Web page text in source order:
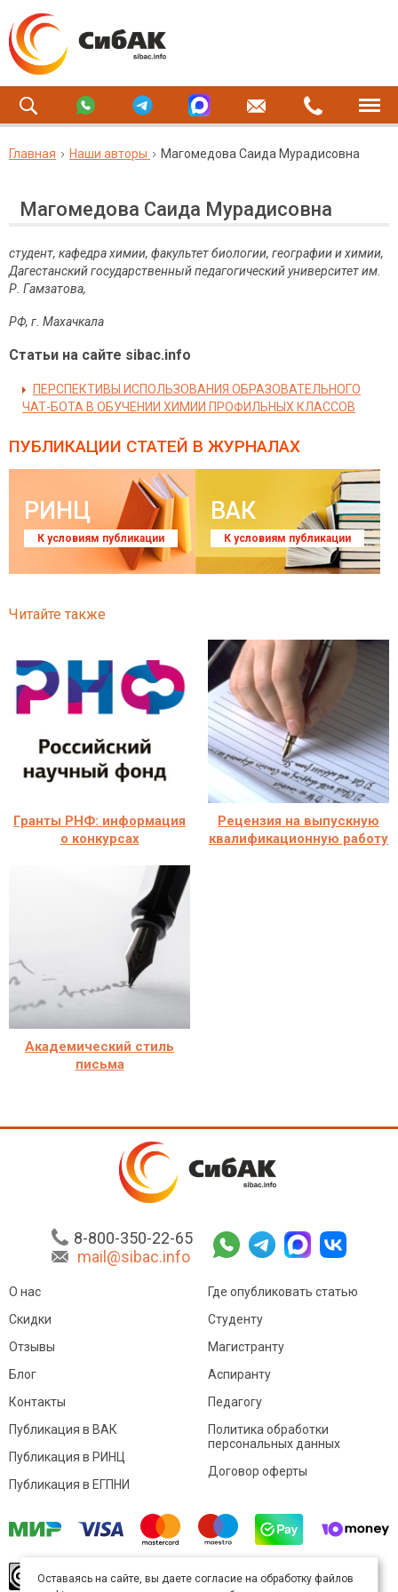
Главная Наши авторы Магомедова Саида Мурадисовна
Магомедова Саида Мурадисовна
студент, кафедра химии, факультет биологии, географии и химии,
Дагестанский государственный педагогический университет им.
Р. Гамзатова,
РФ, г. Махачкала
Статьи на сайте sibac.info
ПЕРСПЕКТИВЫ ИСПОЛЬЗОВАНИЯ ОБРАЗОВАТЕЛЬНОГО
ЧАТ-БОТА В ОБУЧЕНИИ ХИМИИ ПРОФИЛЬНЫХ КЛАССОВ
ПУБЛИКАЦИИ СТАТЕЙ В ЖУРНАЛАХ
РИНЦ
К условиям публикации
ВАК
К условиям публикации
Читайте также
Гранты РНФ: информация
о конкурсах
Рецензия на выпускную
квалификационную работу
Академический стиль
письма
8-800-350-22-65
mail@sibac.info
О нас
Скидки
Отзывы
Блог
Контакты
Где опубликовать статью
Студенту
Магистранту
Аспиранту
Педагогу
Публикация в ВАК
Публикация в РИНЦ
Публикация в ЕГПНИ
Политика обработки
персональных данных
Договор оферты
произведение доступно полицензии Creative
Оставаясь на сайте, вы даете согласие на обработку файлов